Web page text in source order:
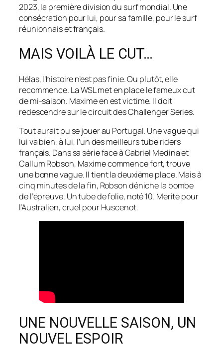
2023, la première division du surf mondial. Une
consécration pour lui, pour sa famille, pour le surf
réunionnais et français.
MAIS VOILÀ LE CUT…
Hélas, l’histoire n’est pas finie. Ou plutôt, elle
recommence. La WSL met en place le fameux cut
de mi-saison. Maxime en est victime. Il doit
redescendre sur le circuit des Challenger Series.
Tout aurait pu se jouer au Portugal. Une vague qui
lui va bien, à lui, l’un des meilleurs tube riders
français. Dans sa série face à Gabriel Medina et
Callum Robson, Maxime commence fort, trouve
une bonne vague. Il tient la deuxième place. Mais à
cinq minutes de la fin, Robson déniche la bombe
de l’épreuve. Un tube de folie, noté 10. Mérité pour
l’Australien, cruel pour Huscenot.
UNE NOUVELLE SAISON, UN
NOUVEL ESPOIR